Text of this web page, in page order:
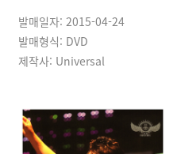
발매일자: 2015-04-24
발매형식: DVD
제작사: Universal